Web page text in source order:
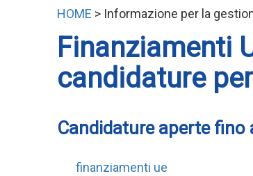
HOME > Informazione per la
Finanziamenti
candidature
Candidature aperte
finanziamenti ue